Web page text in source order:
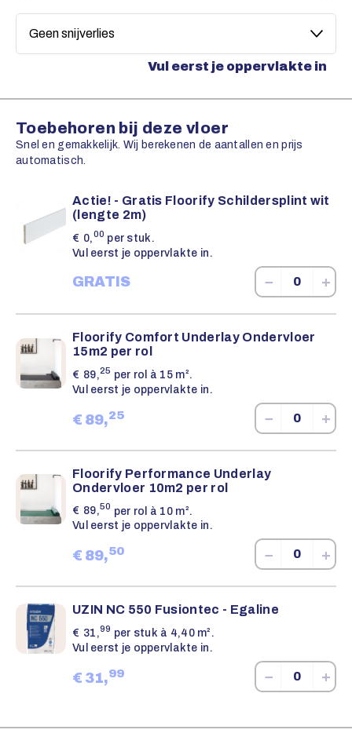
Vul eerst je oppervlakte in
Toebehoren bij deze vloer
Snel en gemakkelijk. Wij berekenen de aantallen en prijs
automatisch.
Actie! - Gratis Floorify Schildersplint wit
(lengte 2m)
€ 0,00 per stuk.
Vul eerst je oppervlakte in.
GRATIS − +
Floorify Comfort Underlay Ondervloer
15m2 per rol
€ 89,25 per rol à 15 m².
Vul eerst je oppervlakte in.
€ 89,25 − +
Floorify Performance Underlay
Ondervloer 10m2 per rol
€ 89,50 per rol à 10 m².
Vul eerst je oppervlakte in.
€ 89,50 − +
UZIN NC 550 Fusiontec - Egaline
€ 31,99 per stuk à 4,40 m².
Vul eerst je oppervlakte in.
€ 31,99 − +